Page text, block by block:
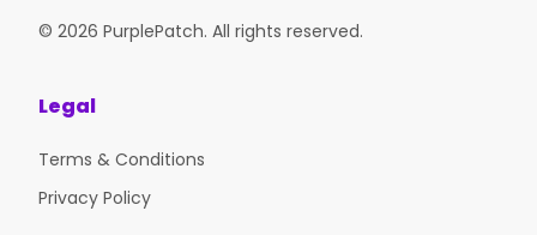
© 2026 PurplePatch. All rights reserved.
Legal
Terms & Conditions
Privacy Policy